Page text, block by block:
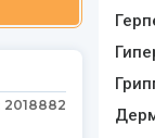
2018882